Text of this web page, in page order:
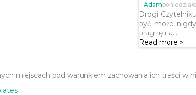
Adam
Drogi
być może
pragnę na…
Read more »
miejscach pod warunkiem zachowania ich treści w